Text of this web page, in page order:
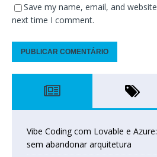
Save my name, email, and
next time I comment.
Vibe Coding com Lovable e
sem abandonar arquitetura